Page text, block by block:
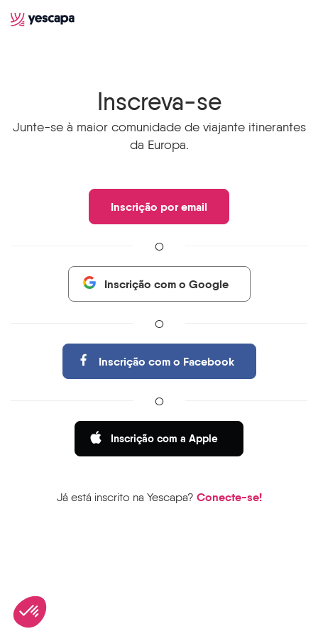
Inscreva-se
Junte-se à maior comunidade de viajante itinerantes
da Europa.
Inscrição por email
O
Inscrição com o Google
O
Inscrição com o Facebook
O
Inscrição com a Apple
Já está inscrito na Yescapa? Conecte-se!